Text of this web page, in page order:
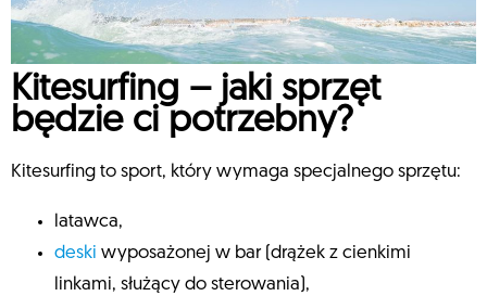
Kitesurfing – jaki sprzęt
będzie ci potrzebny?
Kitesurfing to sport, który wymaga specjalnego sprzętu:
latawca,
deski wyposażonej w bar (drążek z cienkimi
linkami, służący do sterowania),